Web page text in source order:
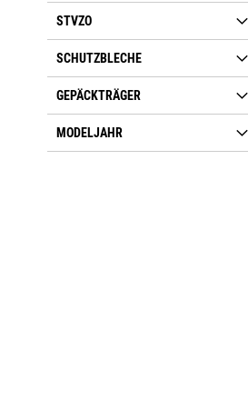
STVZO
SCHUTZBLECHE
GEPÄCKTRÄGER
MODELJAHR